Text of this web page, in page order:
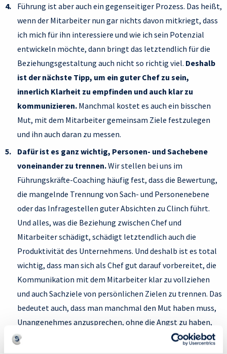
Führung ist aber auch ein gegenseitiger Prozess. Das heißt,
wenn der Mitarbeiter nun gar nichts davon mitkriegt, dass
ich mich für ihn interessiere und wie ich sein Potenzial
entwickeln möchte, dann bringt das letztendlich für die
Beziehungsgestaltung auch nicht so richtig viel. Deshalb
ist der nächste Tipp, um ein guter Chef zu sein,
innerlich Klarheit zu empfinden und auch klar zu
kommunizieren. Manchmal kostet es auch ein bisschen
Mut, mit dem Mitarbeiter gemeinsam Ziele festzulegen
und ihn auch daran zu messen.
Dafür ist es ganz wichtig, Personen- und Sachebene
voneinander zu trennen.Wir stellen bei uns im
Führungskräfte-Coaching häufig fest, dass die Bewertung,
die mangelnde Trennung von Sach- und Personenebene
oder das Infragestellen guter Absichten zu Clinch führt.
Und alles, was die Beziehung zwischen Chef und
Mitarbeiter schädigt, schädigt letztendlich auch die
Produktivität des Unternehmens. Und deshalb ist es total
wichtig, dass man sich als Chef gut darauf vorbereitet, die
Kommunikation mit dem Mitarbeiter klar zu vollziehen
und auch Sachziele von persönlichen Zielen zu trennen. Das
bedeutet auch, dass man manchmal den Mut haben muss,
Unangenehmes anzusprechen, ohne die Angst zu haben,
den Menschen zu verletzen, sondern hauptsächlich eben